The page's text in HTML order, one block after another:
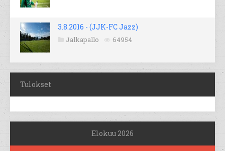
3.8.2016 - (JJK-FC Jazz)
Jalkapallo 64954
Tulokset
Elokuu 2026